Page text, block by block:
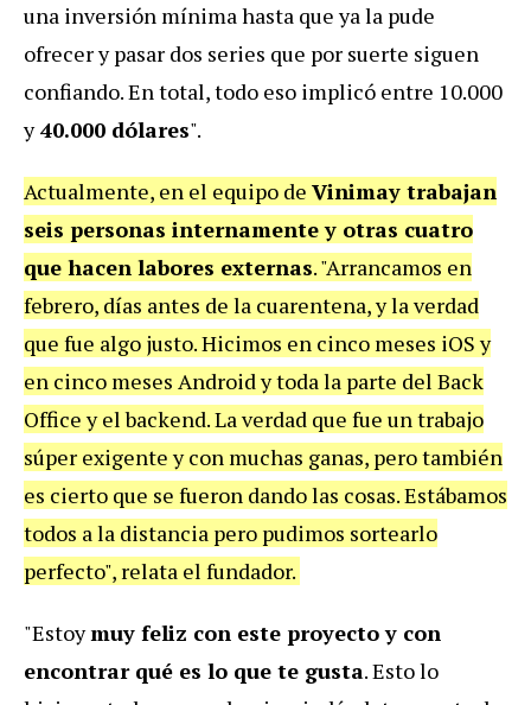
una inversión mínima hasta que ya la pude
ofrecer y pasar dos series que por suerte siguen
confiando. En total, todo eso implicó entre 10.000
y40.000 dólares".
Actualmente, en el equipo de Vinimay trabajan
seis personas internamente y otras cuatro
que hacen labores externas. "Arrancamos en
febrero, días antes de la cuarentena, y la verdad
que fue algo justo. Hicimos en cinco meses iOS y
en cinco meses Android y toda la parte del Back
Office y el backend. La verdad que fue un trabajo
súper exigente y con muchas ganas, pero también
es cierto que se fueron dando las cosas. Estábamos
todos a la distancia pero pudimos sortearlo
perfecto", relata el fundador.
"Estoymuy feliz con este proyecto y con
encontrar qué es lo que te gusta. Esto lo